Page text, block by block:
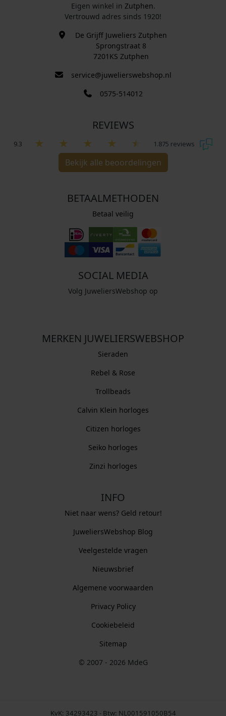
Eigen winkel in Zutphen.
Vertrouwd adres sinds 1920!
De Grijff Juweliers Zutphen
Sprongstraat 8
7201KS Zutphen
service@juwelierswebshop.nl
0575-514012
REVIEWS
9.3 1.875 reviews
Bekijk alle beoordelingen
BETAALMETHODEN
Betaal veilig
SOCIAL MEDIA
Volg JuweliersWebshop op
MERKEN JUWELIERSWEBSHOP
Sieraden
Rebel & Rose
Trollbeads
Calvin Klein horloges
Citizen horloges
Seiko horloges
Zinzi horloges
INFO
Niet naar wens? Geld retour!
JuweliersWebshop Blog
Veelgestelde vragen
Nieuwsbrief
Algemene voorwaarden
Privacy Policy
Cookiebeleid
Sitemap
© 2007 - 2026 MdeG
KvK: 34293423 - Btw: NL001591050B54